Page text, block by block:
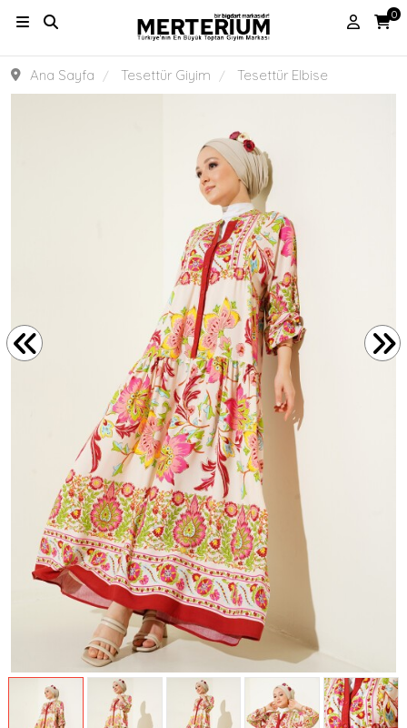
0
Ana Sayfa Tesettür Giyim Tesettür Elbise